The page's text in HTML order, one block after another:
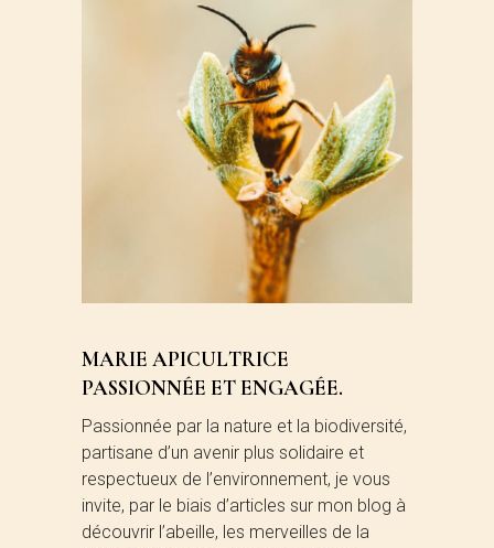
MARIE APICULTRICE
PASSIONNÉE ET ENGAGÉE.
Passionnée par la nature et la biodiversité,
partisane d’un avenir plus solidaire et
respectueux de l’environnement, je vous
invite, par le biais d’articles sur mon blog à
découvrir l’abeille, les merveilles de la